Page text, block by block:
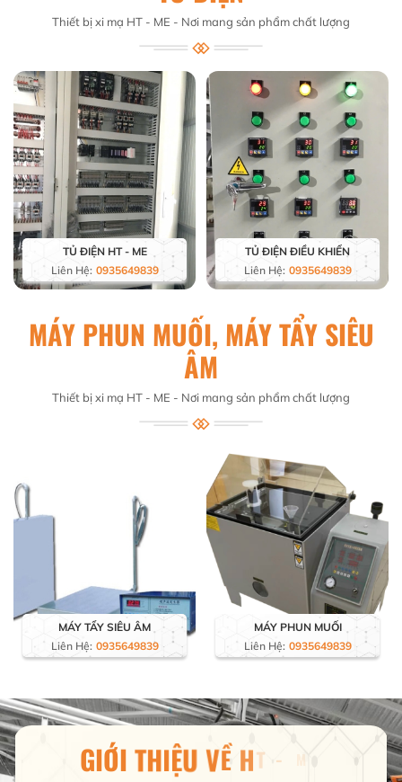
Thiết bị xi mạ HT - ME - Nơi mang sản phẩm chất lượng
TỦ ĐIỆN HT - ME
Liên Hệ: 0935649839
TỦ ĐIỆN ĐIỀU KHIỂN
Liên Hệ: 0935649839
MÁY PHUN MUỐI, MÁY TẨY SIÊU
ÂM
Thiết bị xi mạ HT - ME - Nơi mang sản phẩm chất lượng
MÁY TẨY SIÊU ÂM
Liên Hệ: 0935649839
MÁY PHUN MUỐI
Liên Hệ: 0935649839